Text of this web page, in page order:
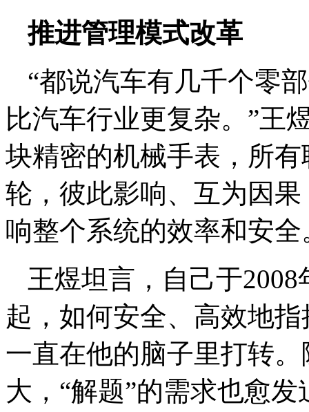
推进管理模式改革
“都说汽车有几千个零
比汽车行业更复杂。”王
块精密的机械手表，所
轮，彼此影响、互为因
响整个系统的效率和安全
王煜坦言，自己于
起，如何安全、高效地
一直在他的脑子里打转
大，“解题”的需求也愈